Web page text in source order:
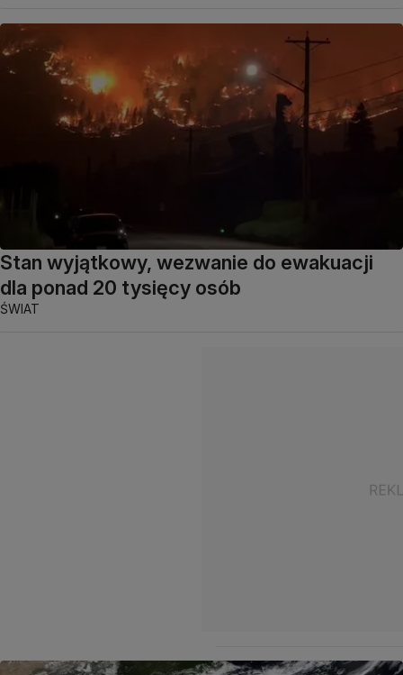
Stan wyjątkowy, wezwanie do ewakuacji
dla ponad 20 tysięcy osób
ŚWIAT